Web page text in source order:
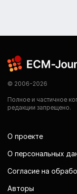
© 2006-2026
Полное и частичное
редакции запрещено.
О проекте
О персональных
Согласие на
Авторы